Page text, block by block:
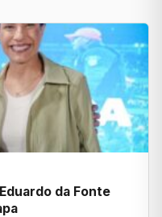
da Fonte